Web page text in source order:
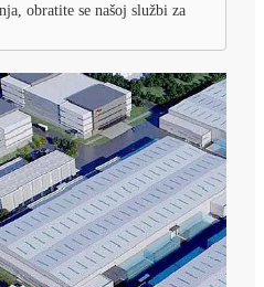
obratite se našoj službi za